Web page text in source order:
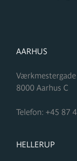
FORMUPLEJE
AARHUS
8000 Aarhus C
Telefon: +45 87
FORMUPLEJE
HELLERUP